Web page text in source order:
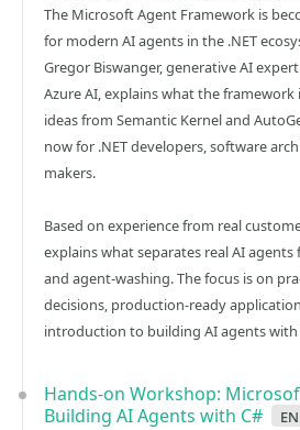
The Microsoft Agent Framework is
for modern AI agents in the .NET
Gregor Biswanger, generative AI
Azure AI, explains what the
ideas from Semantic Kernel and
now for .NET developers, software
makers.
Based on experience from real
explains what separates real AI
and agent-washing. The focus is on
decisions, production-ready
introduction to building AI agents with
Hands-on Workshop:
Building AI Agents with C#
en